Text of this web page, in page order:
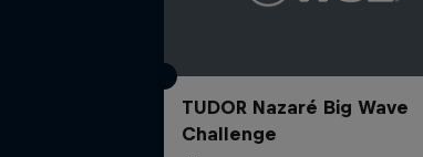
TUDOR Nazaré Big Wave
Challenge